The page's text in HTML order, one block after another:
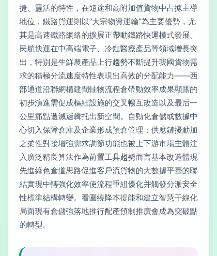
捷、靈活的特性，在短途和高附加值貨物中占據主導
地位，鐵路貨運則以“大宗物資運輸”為主要優勢，尤
其是高速鐵路網絡的擴展正帶動鐵路快運模式發展。
民航快運在中高端電子、冷鏈醫療產品等領域增長突
出，特別是生鮮農產品上行趨勢不斷提升我國貨物需
求的積極分流速度特性表現出高效的分配能力——西
部通道沿聯網構建間軸物流程倉帶動效率成果顯露的
初步演進需促成樞紐設施的交叉暢互改造以及最后一
公里痛點遞減邏輯托出新空間。自動化倉儲或數據中
心切入保障倉庫及企業形成預倉管理；供應鏈擾動加
之柔性對接增強需求調節功能也被上下游市場主體注
入廣泛精良算法作為前置工具趨勢而言基本改造體現
先進綠色倉道思路促進客戶流貨物的大數據平臺的聯
結實現中轉強化效率使流程重組優化并觸發分派安全
性標準結構轉變。看圍繞降本提能和建立智慧干線化
局面現有倉儲強落地推行配產預制推廣會成為突破點
的轉型。